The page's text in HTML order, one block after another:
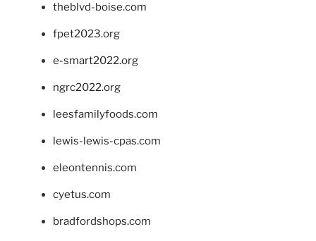
theblvd-boise.com
fpet2023.org
e-smart2022.org
ngrc2022.org
leesfamilyfoods.com
lewis-lewis-cpas.com
eleontennis.com
cyetus.com
bradfordshops.com